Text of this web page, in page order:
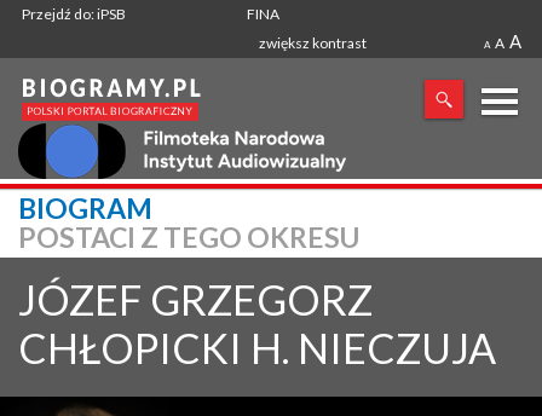
Przejdź do: iPSB
FINA
zwiększ kontrast
A A A
X
SZUKANA FRAZA
BIOGRAM
POSTACI Z TEGO OKRESU
JÓZEF GRZEGORZ
CHŁOPICKI H. NIECZUJA